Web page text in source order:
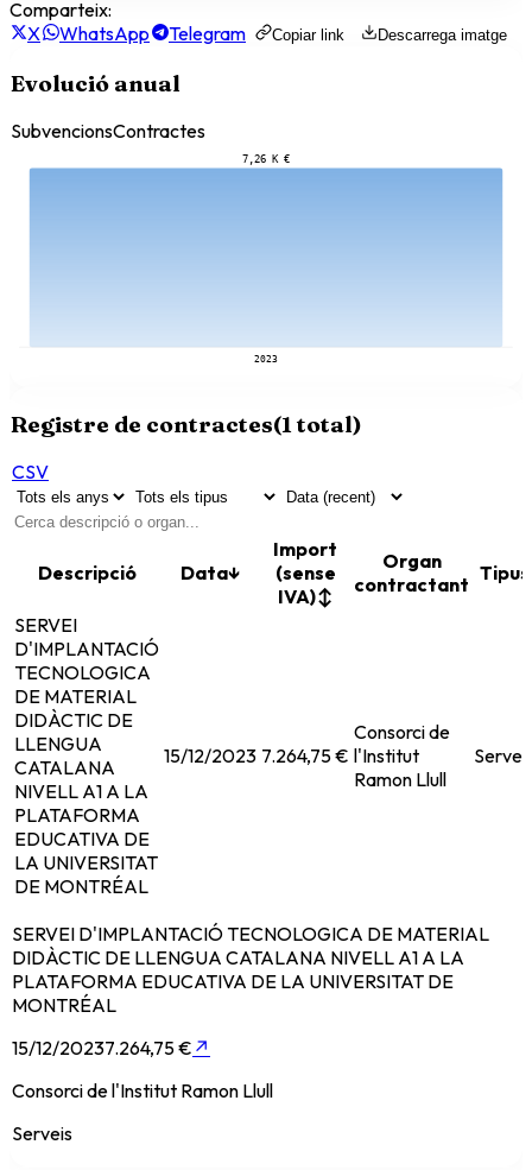
Comparteix:
X
WhatsApp Telegram Copiar link Descarrega imatge
Evolució anual
SubvencionsContractes
7,26 K €
2023
Registre de contractes(1total)
CSV
Descripció Data↓
Import
(sense
IVA)↕
Organ
contractant Tipus
SERVEI
D'IMPLANTACIÓ
TECNOLOGICA
DE MATERIAL
DIDÀCTIC DE
LLENGUA
CATALANA
NIVELL A1 A LA
PLATAFORMA
EDUCATIVA DE
LA UNIVERSITAT
DE MONTRÉAL
15/12/2023 7.264,75 €
Consorci de
l'Institut
Ramon Llull
SERVEI D'IMPLANTACIÓ TECNOLOGICA DE MATERIAL
DIDÀCTIC DE LLENGUA CATALANA NIVELL A1 A LA
PLATAFORMA EDUCATIVA DE LA UNIVERSITAT DE
MONTRÉAL
15/12/20237.264,75 € ↗
Consorci de l'Institut Ramon Llull
Serveis